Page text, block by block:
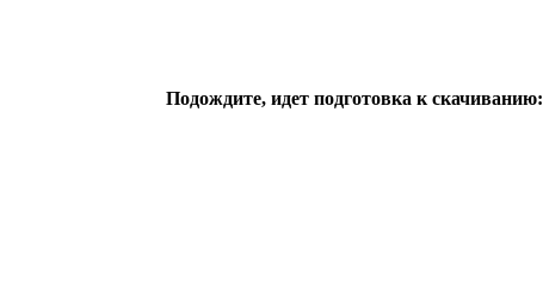
Подождите, идет подготовка к скачиванию: